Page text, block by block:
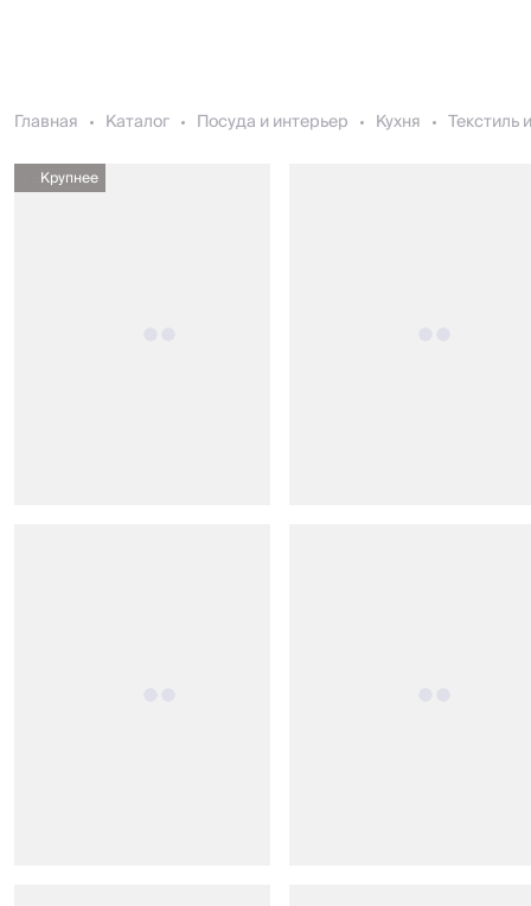
Главная Каталог Посуда и интерьер Кухня Текстиль
Крупнее